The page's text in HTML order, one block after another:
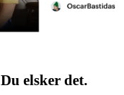
elsker det.